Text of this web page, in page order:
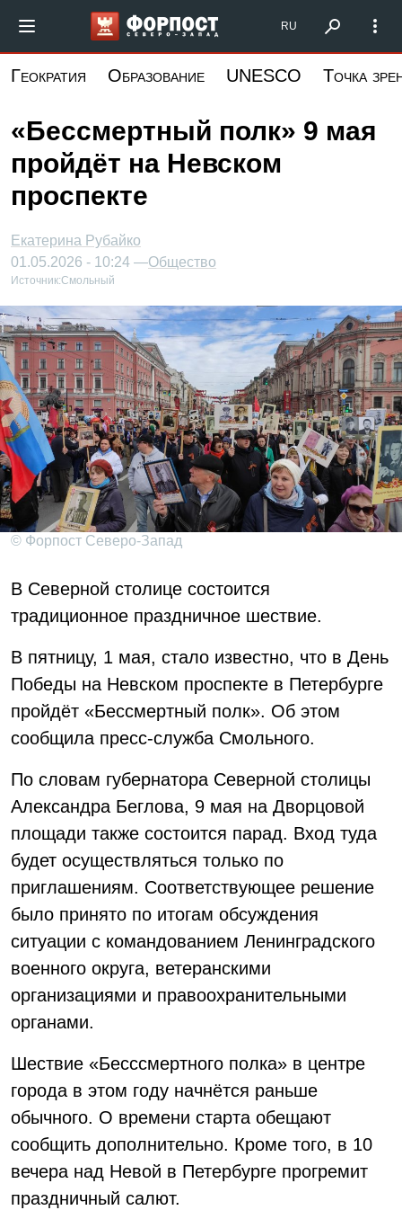
основному
Форпост Северо-Запад
RU
Геократия Образование UNESCO Точка
«Бессмертный полк» 9 мая
пройдёт на Невском
проспекте
Екатерина Рубайко
01.05.2026 - 10:24 —Общество
Источник:Смольный
© Форпост Северо-Запад
В Северной столице состоится
традиционное праздничное шествие.
В пятницу, 1 мая, стало известно, что в День
Победы на Невском проспекте в Петербурге
пройдёт «Бессмертный полк». Об этом
сообщила пресс-служба Смольного.
По словам губернатора Северной столицы
Александра Беглова, 9 мая на Дворцовой
площади также состоится парад. Вход туда
будет осуществляться только по
приглашениям. Соответствующее решение
было принято по итогам обсуждения
ситуации с командованием Ленинградского
военного округа, ветеранскими
организациями и правоохранительными
органами.
Шествие «Бесссмертного полка» в центре
города в этом году начнётся раньше
обычного. О времени старта обещают
сообщить дополнительно. Кроме того, в 10
вечера над Невой в Петербурге прогремит
праздничный салют.